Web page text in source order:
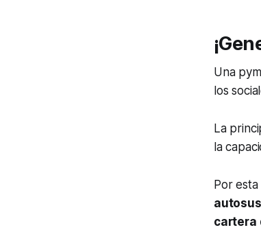
Una
los
La
la
Por
cartera